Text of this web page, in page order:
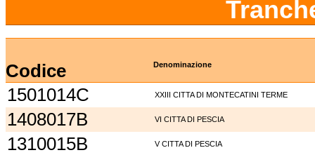
Codice Denominazione
1501014C XXIII CITTA DI MONTECATINI TERME
1408017B VI CITTA DI PESCIA
1310015B V CITTA DI PESCIA